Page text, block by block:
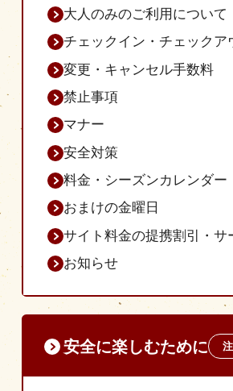
営業時間|お知らせ
大人のみのご利用について
チェックイン・チェックア
変更・キャンセル手数料
禁止事項
マナー
安全対策
料金・シーズンカレンダー
おまけの金曜日
サイト料金の提携割引・サ
お知らせ
安全に楽しむために